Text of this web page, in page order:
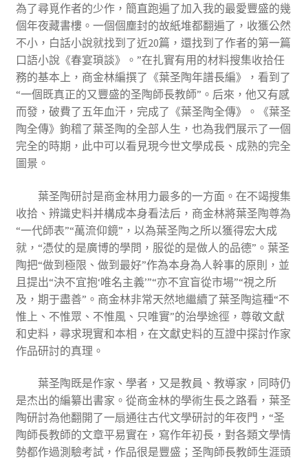
為了尋覓作者的少作，簡直跑遍了加入我的最愛豐盛的幾
個年夜藏書樓。一個個塵封的故紙堆都翻遍了，收獲公然
不小，白話小說就找到了近20篇，還找到了作者的第一篇
口語小說《春宴瑣談》。”在扎實有用的材料搜集收拾任
務的基本上，商金林編撰了《葉圣陶年譜長編》，看到了
“一個既真正的又豐盛的圣陶師長教師”。后來，他又有感
而發，破費了五年血汗，完成了《葉圣陶全傳》。《葉圣
陶全傳》鉤稽了葉圣陶的全部人生，也為我們展示了一個
完全的時期，此中可以看見現今世文學成長、成熟的完全
圖景。
葉圣陶研討是商金林用力最多的一方面。在不竭搜集
收拾、辨識史料并構成本身看法后，商金林將葉圣陶尊為
“一代師表”“萬流仰鏡”，以為葉圣陶之所以獲得宏大成
就，“憑仗的是廣博的學問，服從的是做人的品德”。葉圣
陶把“做到極限、做到最好”作為本身為人幹事的原則，並
且提出“決不宜抱‘唯名主義’”“亦不宜盲從市場”“視之所
及，期于盡善”。商金林非常天然地繼續了葉圣陶這種“不
惟上、不惟眾、不惟風、只唯實”的治學途徑，尊敬文獻
和史料，尋求現實和本相，在文獻史料的互證中探討作家
作品研討的真理。
葉圣陶既是作家、學者，又是教員、教導家，同時仍
是杰出的編纂出書家。從商金林的學術生長之路看，葉圣
陶研討為他翻開了一扇通往古代文學研討的年夜門，“圣
陶師長教師的文章平易實在，寫作年初長，對各類文學情
勢都作過測驗考試，作品很是豐盛；圣陶師長教師生涯頭